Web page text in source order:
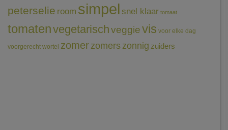
peterselie room simpel snel klaar tomaat
tomatenvegetarischveggievis voor elke dag
voorgerecht wortel zomerzomerszonnig zuiders